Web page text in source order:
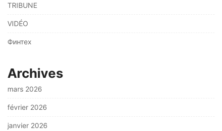
TRIBUNE
VIDÉO
Финтех
Archives
mars 2026
février 2026
janvier 2026